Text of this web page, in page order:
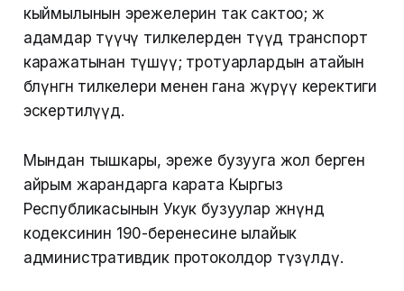
кыймылынын эрежелерин так сактоо; жөө
адамдар өтүүчү тилкелерден өтүүдө транспорт
каражатынан түшүү; тротуарлардын атайын
бөлүнгөн тилкелери менен гана жүрүү керектиги
эскертилүүдө.
Мындан тышкары, эреже бузууга жол берген
айрым жарандарга карата Кыргыз
Республикасынын Укук бузуулар жөнүндө
кодексинин 190-беренесине ылайык
административдик протоколдор түзүлдү.